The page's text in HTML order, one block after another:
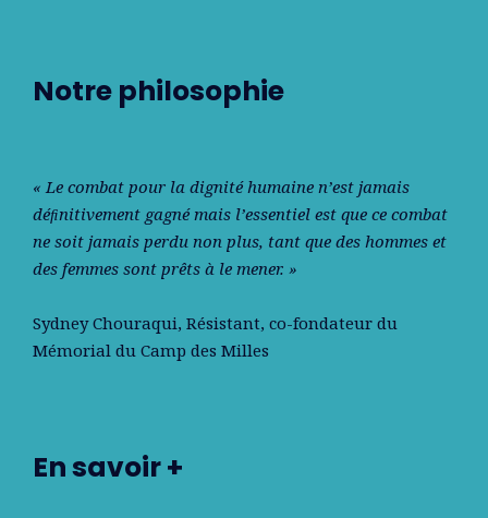
Notre philosophie
« Le combat pour la dignité humaine n’est jamais
déﬁnitivement gagné mais l’essentiel est que ce combat
ne soit jamais perdu non plus, tant que des hommes et
des femmes sont prêts à le mener. »
Sydney Chouraqui, Résistant, co-fondateur du
Mémorial du Camp des Milles
En savoir +